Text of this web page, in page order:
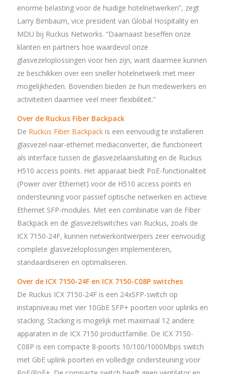
enorme belasting voor de huidige hotelnetwerken”, zegt
Larry Birnbaum, vice president van Global Hospitality en
MDU bij Ruckus Networks. “Daarnaast beseffen onze
klanten en partners hoe waardevol onze
glasvezeloplossingen voor hen zijn, want daarmee kunnen
ze beschikken over een sneller hotelnetwerk met meer
mogelijkheden. Bovendien bieden ze hun medewerkers en
activiteiten daarmee veel meer flexibiliteit.”
Over de Ruckus Fiber Backpack
De Ruckus Fiber Backpackis een eenvoudig te installeren
glasvezel-naar-ethernet mediaconverter, die functioneert
als interface tussen de glasvezelaansluiting en de Ruckus
H510 access points. Het apparaat biedt PoE-functionaliteit
(Power over Ethernet) voor de H510 access points en
ondersteuning voor passief optische netwerken en actieve
Ethernet SFP-modules. Met een combinatie van de Fiber
Backpack en de glasvezelswitches van Ruckus, zoals de
ICX 7150-24F, kunnen netwerkontwerpers zeer eenvoudig
complete glasvezeloplossingen implementeren,
standaardiseren en optimaliseren.
Over de ICX 7150-24F en ICX 7150-C08P switches
De Ruckus ICX 7150-24F is een 24xSFP-switch op
instapniveau met vier 10GbE SFP+ poorten voor uplinks en
stacking. Stacking is mogelijk met maximaal 12 andere
apparaten in de ICX 7150 productfamilie. De ICX 7150-
C08P is een compacte 8-poorts 10/100/1000Mbps switch
met GbE uplink poorten en volledige ondersteuning voor